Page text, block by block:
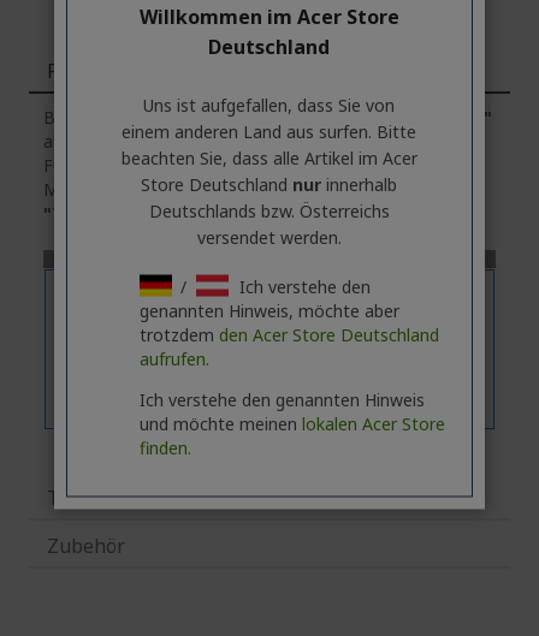
Funktionen
Bitte beachten Sie, dass die Registerkarte"Funktionen"
allgemeine Informationen über die Produktserie enthält.
Für die genauen technischen Daten des ausgewählten
Modells
klickenSie bitte auf die Registerkarte
"Technische Daten".
Technische Daten
Zubehör
Willkommen im Acer Store
Deutschland
Uns ist aufgefallen, dass Sie von
einem anderen Land aus surfen. Bitte
beachten Sie, dass alle Artikel im Acer
Store Deutschland nur innerhalb
Deutschlands bzw. Österreichs
versendet werden.
/
Ich verstehe den
genannten Hinweis, möchte aber
trotzdem den Acer Store Deutschland
aufrufen.
Ich verstehe den genannten Hinweis
und möchte meinen lokalen Acer Store
finden.